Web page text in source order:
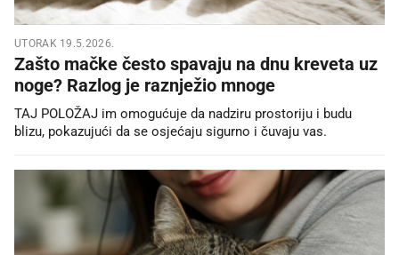
UTORAK 19.5.2026.
Zašto mačke često spavaju na dnu kreveta uz
noge? Razlog je raznježio mnoge
TAJ POLOŽAJ im omogućuje da nadziru prostoriju i budu
blizu, pokazujući da se osjećaju sigurno i čuvaju vas.